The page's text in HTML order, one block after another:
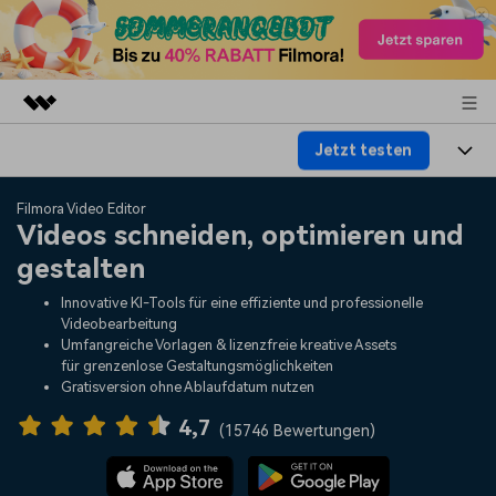
Dienstprogramme
Business
Überblick
Lösungen
Über uns
Presseraum
Support
Jetzt testen
Produkte
Plattformen
Funktionen
Assets
KI
Video/Foto
Audio
Lösungen
Soziale Medien
Marketing & Business
Lifestyle & Spaß
Ressourcen
Video-Prompts
Über 100 heiße Video-
Meisterkurs
Beherrschen Sie
Hilfe-Center
Erste Schritte
Filmora Video Editor
Videos schneiden, optimieren und
gestalten
Innovative KI-Tools für eine effiziente und professionelle
Videobearbeitung
Umfangreiche Vorlagen & lizenzfreie kreative Assets
für grenzenlose Gestaltungsmöglichkeiten
Gratisversion ohne Ablaufdatum nutzen
4,7 (15746 Bewertungen)